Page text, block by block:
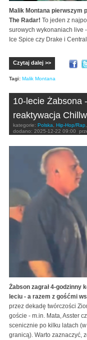
Malik Montana pierwszym
The Radar! To jeden z
surowych wykonaniach live
Ice Spice czy Drake i
Czytaj dalej >>
Tagi: Malik Montana
10-lecie Żabsona
reaktywacja
kategorie: Polska Hip-Hop/Rap
dodano: 2025-12-22 09:00
Żabson zagrał 4-godzinny
leciu - a razem z gośćmi
przez dekadę twórczości
goście - m.in. Mata, Asster
scenicznie po kilku latach (w
granicą). Warto zaznaczyć,